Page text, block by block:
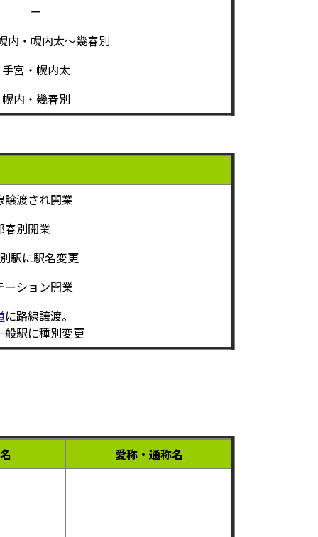
ー
内・幌内太～幾春別
手宮・幌内太
幌内・幾春別
譲渡され開業
春別開業
駅に駅名変更
ーション開業
に路線譲渡。
般駅に種別変更
愛称・通称名